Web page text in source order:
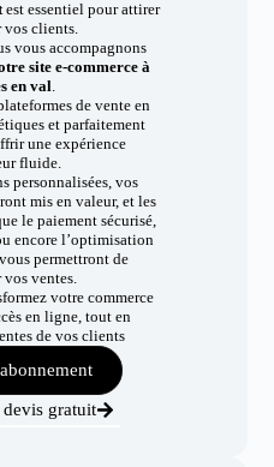
est essentiel pour attirer
vos clients.
vous accompagnons
site e-commerce à
en val.
de vente en
et parfaitement
une expérience
fluide.
personnalisées, vos
mis en valeur, et les
le paiement sécurisé,
encore l’optimisation
permettront de
ventes.
votre commerce
en ligne, tout en
de vos clients
gratuit